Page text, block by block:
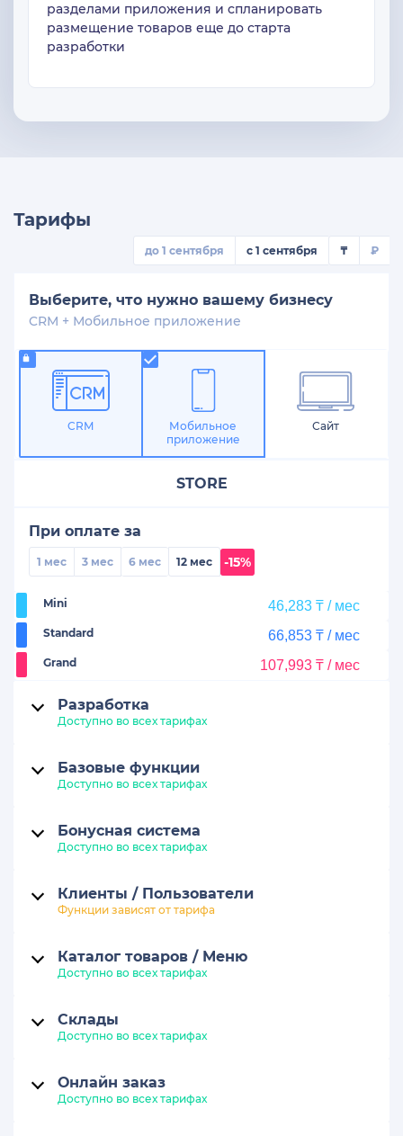
разделами приложения и спланировать
размещение товаров еще до старта
разработки
Тарифы
до 1 сентября с 1 сентября ₸ ₽
Выберите, что нужно вашему бизнесу
CRM + Мобильное приложение
CRM
Мобильное
приложение
Сайт
STORE
При оплате за
1 мес 3 мес 6 мес 12 мес -15%
Mini 46,283 ₸ / мес
Standard 66,853 ₸ / мес
Grand 107,993 ₸ / мес
Разработка
Доступно во всех тарифах
Базовые функции
Доступно во всех тарифах
Бонусная система
Доступно во всех тарифах
Клиенты / Пользователи
Функции зависят от тарифа
Каталог товаров / Меню
Доступно во всех тарифах
Склады
Доступно во всех тарифах
Онлайн заказ
Доступно во всех тарифах